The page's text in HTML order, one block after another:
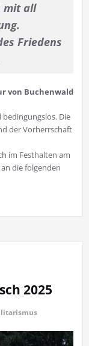
mit all
Friedens
von Buchenwald
Die
der Vor­herrschaft
im Festhalten am
die folgen­den
2025